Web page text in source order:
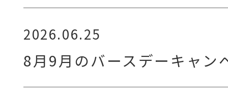
2026.06.25
8月9月のバースデーキャン